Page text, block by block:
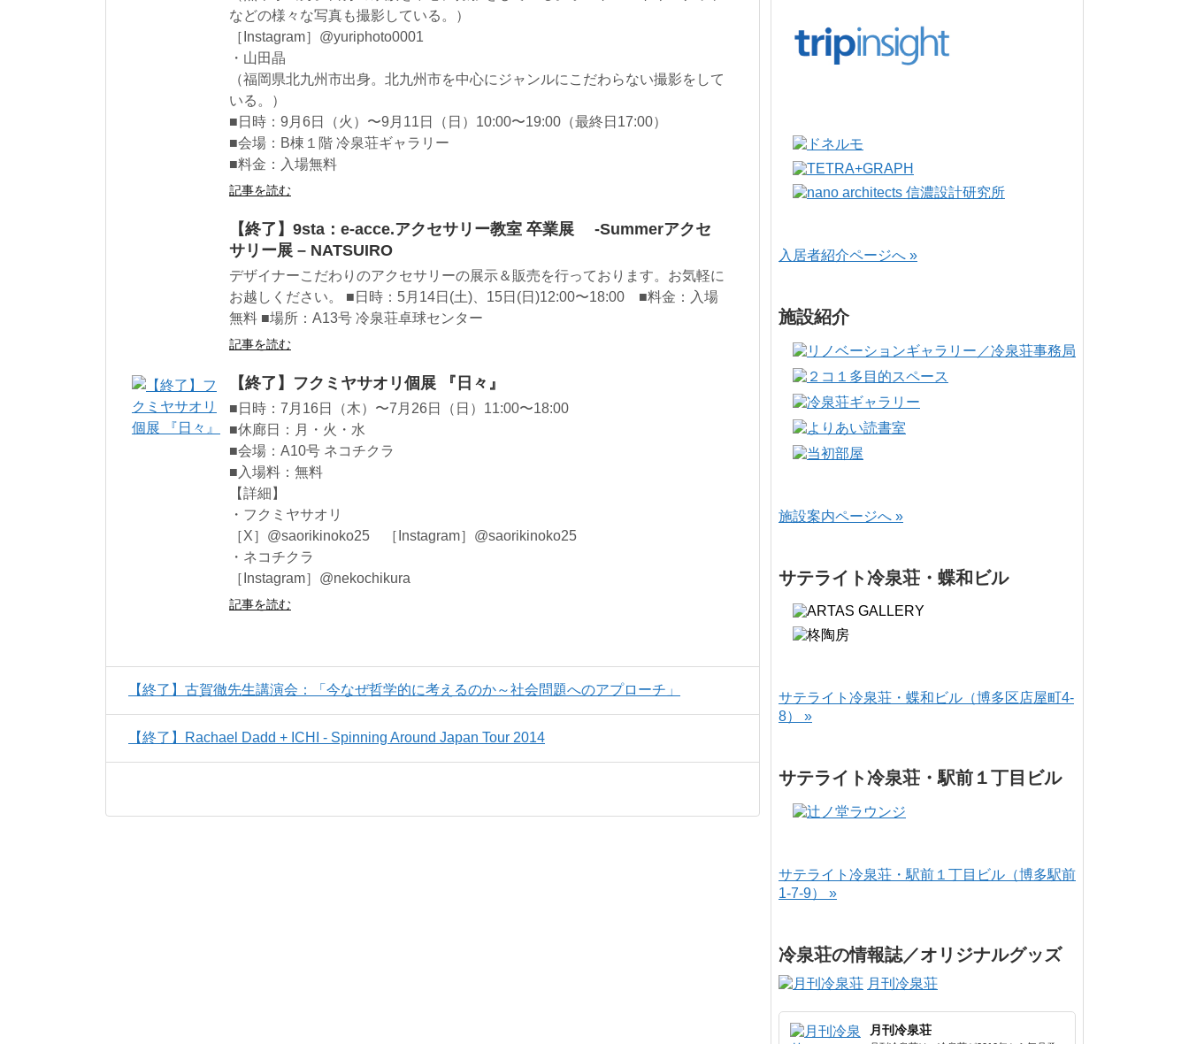
などの様々な写真も撮影している。）
［Instagram］@yuriphoto0001
・山田晶
（福岡県北九州市出身。北九州市を中心にジャンルにこだわらない撮影をして
いる。）
■日時：9月6日（火）〜9月11日（日）10:00〜19:00（最終日17:00）
■会場：B棟１階 冷泉荘ギャラリー
■料金：入場無料
記事を読む
【終了】9sta：e-acce.アクセサリー教室 卒業展 -Summerアクセ
サリー展 – NATSUIRO
デザイナーこだわりのアクセサリーの展示＆販売を行っております。お気軽に
お越しください。 ■日時：5月14日(土)、15日(日)12:00〜18:00 ■料金：入場
無料 ■場所：A13号 冷泉荘卓球センター
記事を読む
【終了】フクミヤサオリ個展 『日々』
■日時：7月16日（木）〜7月26日（日）11:00〜18:00
■休廊日：月・火・水
■会場：A10号 ネコチクラ
■入場料：無料
【詳細】
・フクミヤサオリ
［X］@saorikinoko25 ［Instagram］@saorikinoko25
・ネコチクラ
［Instagram］@nekochikura
記事を読む
【終了】古賀徹先生講演会：「今なぜ哲学的に考えるのか～社会問題へのアプローチ」
【終了】Rachael Dadd + ICHI - Spinning Around Japan Tour 2014
入居者紹介ページへ »
施設紹介
施設案内ページへ »
サテライト冷泉荘・蝶和ビル
サテライト冷泉荘・蝶和ビル（博多区店屋町4-
8） »
サテライト冷泉荘・駅前１丁目ビル
サテライト冷泉荘・駅前１丁目ビル（博多駅前
1-7-9） »
冷泉荘の情報誌／オリジナルグッズ
月刊冷泉荘
月刊冷泉荘